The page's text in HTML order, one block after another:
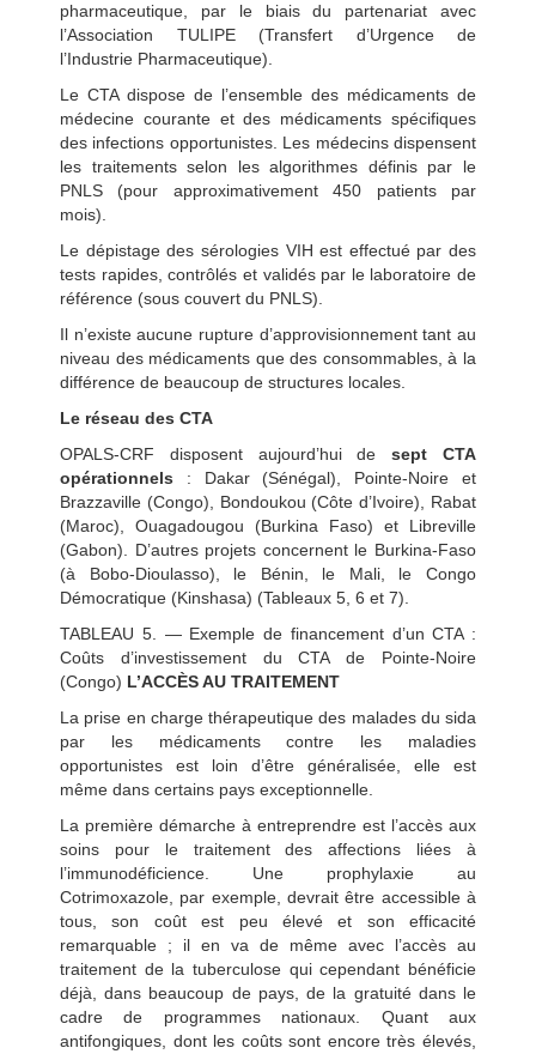
pharmaceutique, par le biais du partenariat avec
l’Association TULIPE (Transfert d’Urgence de
l’Industrie Pharmaceutique).
Le CTA dispose de l’ensemble des médicaments de
médecine courante et des médicaments spécifiques
des infections opportunistes. Les médecins dispensent
les traitements selon les algorithmes définis par le
PNLS (pour approximativement 450 patients par
mois).
Le dépistage des sérologies VIH est effectué par des
tests rapides, contrôlés et validés par le laboratoire de
référence (sous couvert du PNLS).
Il n’existe aucune rupture d’approvisionnement tant au
niveau des médicaments que des consommables, à la
différence de beaucoup de structures locales.
Le réseau des CTA
OPALS-CRF disposent aujourd’hui desept CTA
opérationnels : Dakar (Sénégal), Pointe-Noire et
Brazzaville (Congo), Bondoukou (Côte d’Ivoire), Rabat
(Maroc), Ouagadougou (Burkina Faso) et Libreville
(Gabon). D’autres projets concernent le Burkina-Faso
(à Bobo-Dioulasso), le Bénin, le Mali, le Congo
Démocratique (Kinshasa) (Tableaux 5, 6 et 7).
TABLEAU 5. — Exemple de financement d’un CTA :
Coûts d’investissement du CTA de Pointe-Noire
(Congo) L’ACCÈS AU TRAITEMENT
La prise en charge thérapeutique des malades du sida
par les médicaments contre les maladies
opportunistes est loin d’être généralisée, elle est
même dans certains pays exceptionnelle.
La première démarche à entreprendre est l’accès aux
soins pour le traitement des affections liées à
l’immunodéficience. Une prophylaxie au
Cotrimoxazole, par exemple, devrait être accessible à
tous, son coût est peu élevé et son efficacité
remarquable ; il en va de même avec l’accès au
traitement de la tuberculose qui cependant bénéficie
déjà, dans beaucoup de pays, de la gratuité dans le
cadre de programmes nationaux. Quant aux
antifongiques, dont les coûts sont encore très élevés,